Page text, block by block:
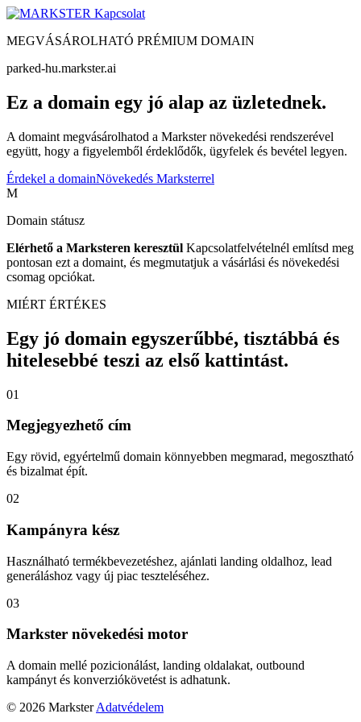
Kapcsolat
MEGVÁSÁROLHATÓ PRÉMIUM DOMAIN
parked-hu.markster.ai
Ez a domain egy jó alap az üzletednek.
A domaint megvásárolhatod a Markster növekedési rendszerével
együtt, hogy a figyelemből érdeklődők, ügyfelek és bevétel legyen.
Érdekel a domainNövekedés Marksterrel
M
Domain státusz
Elérhető a Marksteren keresztül Kapcsolatfelvételnél említsd meg
pontosan ezt a domaint, és megmutatjuk a vásárlási és növekedési
csomag opciókat.
MIÉRT ÉRTÉKES
Egy jó domain egyszerűbbé, tisztábbá és
hitelesebbé teszi az első kattintást.
01
Megjegyezhető cím
Egy rövid, egyértelmű domain könnyebben megmarad, megosztható
és bizalmat épít.
02
Kampányra kész
Használható termékbevezetéshez, ajánlati landing oldalhoz, lead
generáláshoz vagy új piac teszteléséhez.
03
Markster növekedési motor
A domain mellé pozicionálást, landing oldalakat, outbound
kampányt és konverziókövetést is adhatunk.
© 2026 Markster Adatvédelem